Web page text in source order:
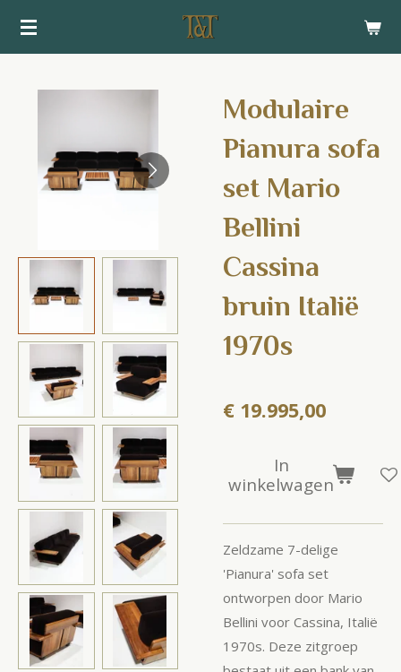
Ga
Modulaire
Pianura sofa
set Mario
Bellini
Cassina
bruin Italië
1970s
€ 19.995,00
In
winkelwagen
Zeldzame 7-delige
'Pianura' sofa set
ontworpen door Mario
Bellini voor Cassina, Italië
1970s. Deze zitgroep